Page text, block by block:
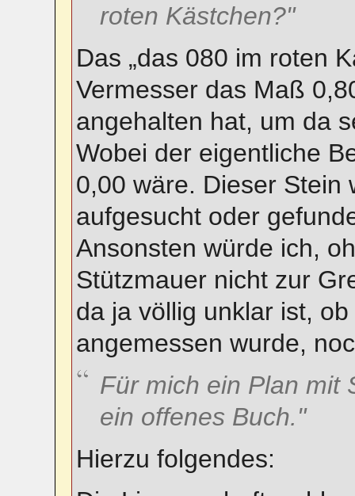
roten Kästchen?"
Das „das 080 im roten
Vermesser das Maß
angehalten hat, um da
Wobei der eigentliche
0,00 wäre. Dieser Stein
aufgesucht oder
Ansonsten würde ich,
Stützmauer nicht zur
da ja völlig unklar ist,
angemessen wurde,
Für mich ein Plan mit
ein offenes Buch."
Hierzu folgendes: